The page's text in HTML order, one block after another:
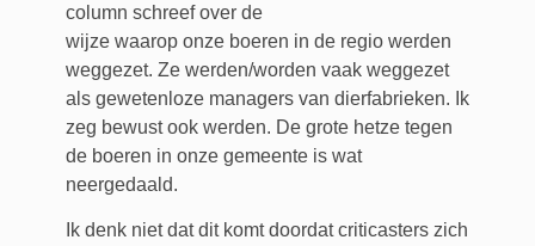
column schreef over de
wijze waarop onze boeren in de regio werden
weggezet. Ze werden/worden vaak weggezet
als gewetenloze managers van dierfabrieken. Ik
zeg bewust ook werden. De grote hetze tegen
de boeren in onze gemeente is wat
neergedaald.
Ik denk niet dat dit komt doordat criticasters zich